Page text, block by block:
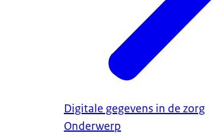
Digitale gegevens in de zorg
Onderwerp